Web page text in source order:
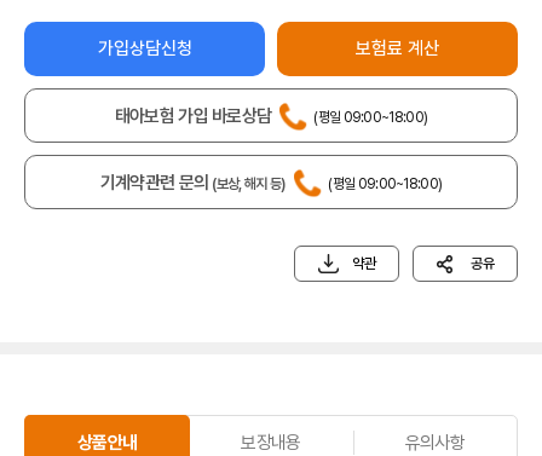
가입상담신청 보험료 계산
태아보험 가입 바로상담 (평일 09:00~18:00)
기계약관련 문의 (보상, 해지 등) (평일 09:00~18:00)
약관 공유
상품안내 보장내용 유의사항